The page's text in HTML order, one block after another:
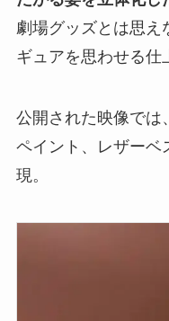
劇場グッズとは思え
ギュアを思わせる仕
公開された映像では
ペイント、レザーベ
現。